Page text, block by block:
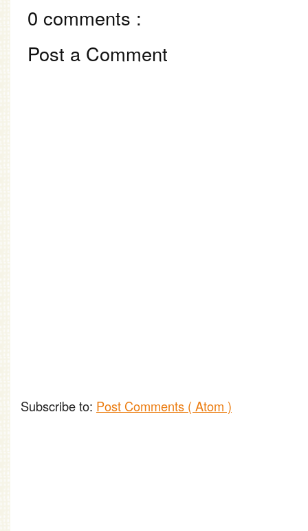
0 comments :
Post a Comment
Subscribe to: Post Comments ( Atom )